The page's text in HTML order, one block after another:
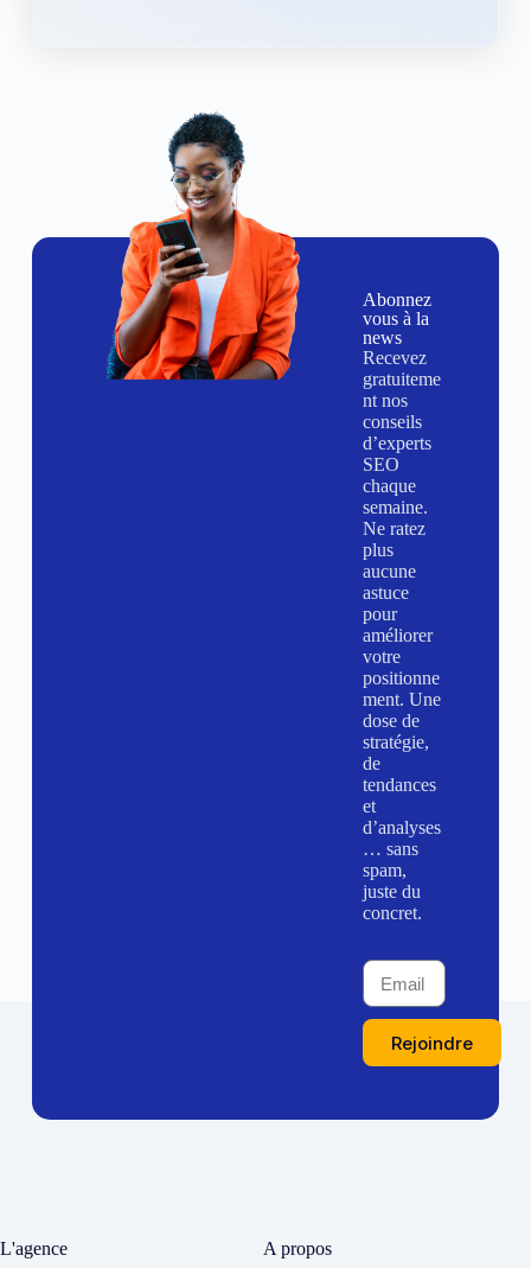
Abonnez
vous à la
news
Recevez
gratuiteme
nt nos
conseils
d’experts
SEO
chaque
semaine.
Ne ratez
plus
aucune
astuce
pour
améliorer
votre
positionne
ment. Une
dose de
stratégie,
de
tendances
et
d’analyses
… sans
spam,
juste du
concret.
Rejoindre
L'agence A propos